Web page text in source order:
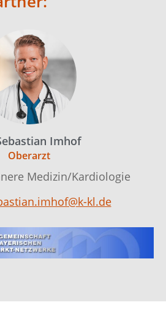
Imhof
Oberarzt
Medizin/Kardiologie
kl.de